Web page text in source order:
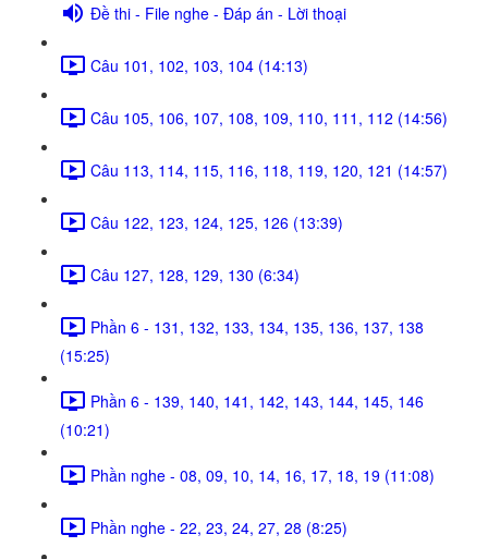
Đề thi - File nghe - Đáp án - Lời thoại
Câu 101, 102, 103, 104 (14:13)
Câu 105, 106, 107, 108, 109, 110, 111, 112 (14:56)
Câu 113, 114, 115, 116, 118, 119, 120, 121 (14:57)
Câu 122, 123, 124, 125, 126 (13:39)
Câu 127, 128, 129, 130 (6:34)
Phần 6 - 131, 132, 133, 134, 135, 136, 137, 138
(15:25)
Phần 6 - 139, 140, 141, 142, 143, 144, 145, 146
(10:21)
Phần nghe - 08, 09, 10, 14, 16, 17, 18, 19 (11:08)
Phần nghe - 22, 23, 24, 27, 28 (8:25)